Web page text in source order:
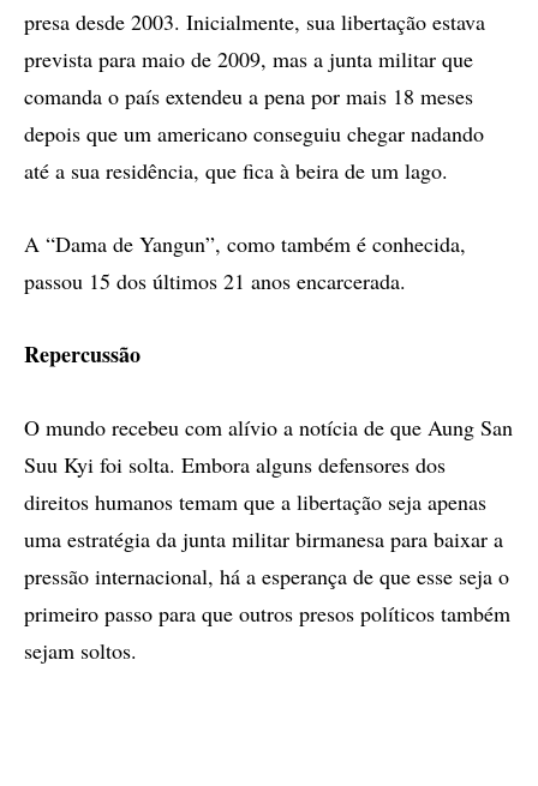
presa desde 2003. Inicialmente, sua libertação estava
prevista para maio de 2009, mas a junta militar que
comanda o país extendeu a pena por mais 18 meses
depois que um americano conseguiu chegar nadando
até a sua residência, que fica à beira de um lago.
A “Dama de Yangun”, como também é conhecida,
passou 15 dos últimos 21 anos encarcerada.
Repercussão
O mundo recebeu com alívio a notícia de que Aung San
Suu Kyi foi solta. Embora alguns defensores dos
direitos humanos temam que a libertação seja apenas
uma estratégia da junta militar birmanesa para baixar a
pressão internacional, há a esperança de que esse seja o
primeiro passo para que outros presos políticos também
sejam soltos.